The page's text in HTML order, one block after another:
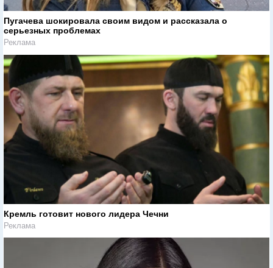
Пугачева шокировала своим видом и рассказала о
серьезных проблемах
Реклама
Кремль готовит нового лидера Чечни
Реклама